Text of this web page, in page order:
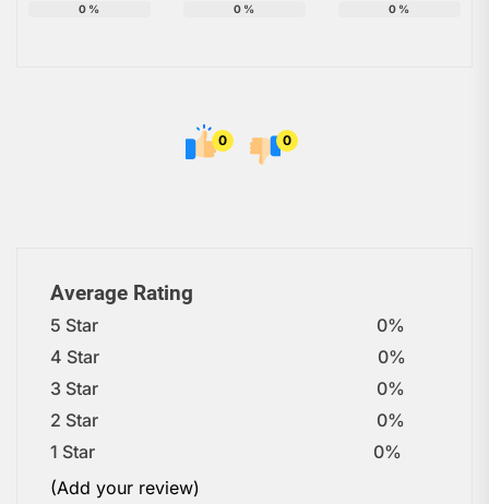
0 % 0 % 0 %
0 0
Average Rating
5 Star
0%
4 Star
0%
3 Star
0%
2 Star
0%
1 Star
0%
(Add your review)